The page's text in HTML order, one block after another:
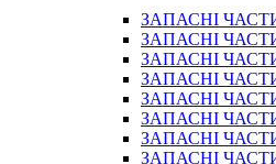
ЗАПАСНІ
ЗАПАСНІ
ЗАПАСНІ
ЗАПАСНІ
ЗАПАСНІ
ЗАПАСНІ
ЗАПАСНІ
ЗАПАСНІ